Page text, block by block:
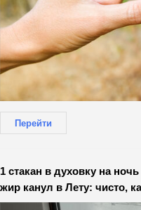
Перейти
1 стакан в духовку на
жир канул в Лету: чисто,